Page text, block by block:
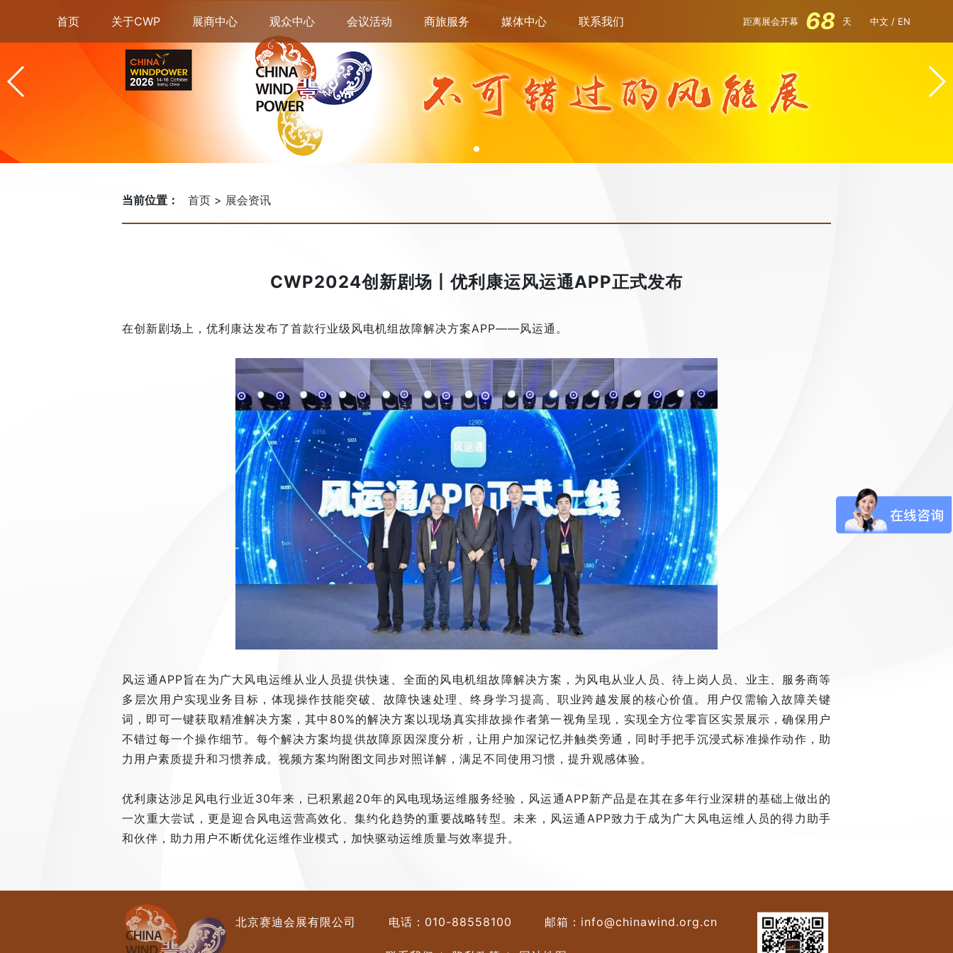
距离展会开幕 68 天 中文 / EN
首页 关于CWP 展商中心 观众中心 会议活动 商旅服务 媒体中心 联系我们
当前位置： 首页 展会资讯
CWP2024创新剧场丨优利康运风运通APP正式发布
在创新剧场上，优利康达发布了首款行业级风电机组故障解决方案APP——风运通。
风运通APP旨在为广大风电运维从业人员提供快速、全面的风电机组故障解决方案，为风电从业人员、待上岗人员、业主、服务商等
多层次用户实现业务目标，体现操作技能突破、故障快速处理、终身学习提高、职业跨越发展的核心价值。用户仅需输入故障关键
词，即可一键获取精准解决方案，其中80%的解决方案以现场真实排故操作者第一视角呈现，实现全方位零盲区实景展示，确保用户
不错过每一个操作细节。每个解决方案均提供故障原因深度分析，让用户加深记忆并触类旁通，同时手把手沉浸式标准操作动作，助
力用户素质提升和习惯养成。视频方案均附图文同步对照详解，满足不同使用习惯，提升观感体验。
优利康达涉足风电行业近30年来，已积累超20年的风电现场运维服务经验，风运通APP新产品是在其在多年行业深耕的基础上做出的
一次重大尝试，更是迎合风电运营高效化、集约化趋势的重要战略转型。未来，风运通APP致力于成为广大风电运维人员的得力助手
和伙伴，助力用户不断优化运维作业模式，加快驱动运维质量与效率提升。
北京赛迪会展有限公司 电话： 010-88558100 邮箱： info@chinawind.org.cn